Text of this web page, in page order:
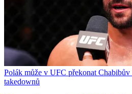
Polák může v UFC překonat
takedownů